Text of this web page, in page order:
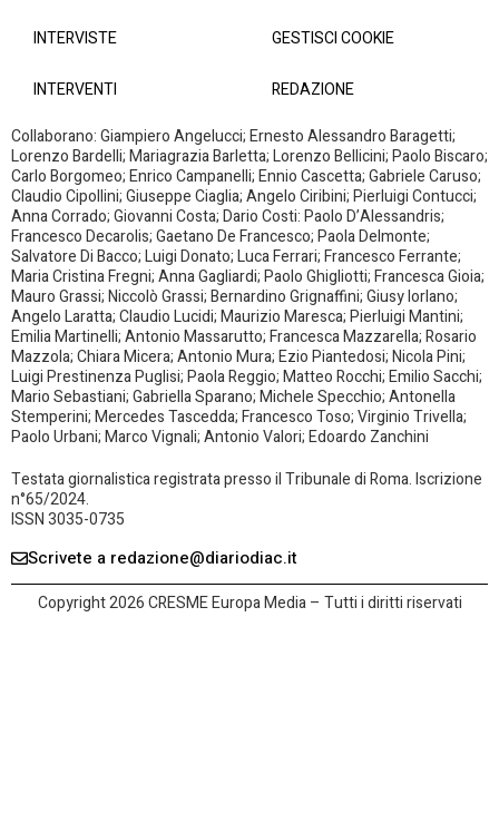
INTERVISTE
INTERVENTI
GESTISCI COOKIE
REDAZIONE
Collaborano: Giampiero Angelucci; Ernesto Alessandro Baragetti;
Lorenzo Bardelli; Mariagrazia Barletta; Lorenzo Bellicini; Paolo Biscaro;
Carlo Borgomeo; Enrico Campanelli; Ennio Cascetta; Gabriele Caruso;
Claudio Cipollini; Giuseppe Ciaglia; Angelo Ciribini; Pierluigi Contucci;
Anna Corrado; Giovanni Costa; Dario Costi: Paolo D’Alessandris;
Francesco Decarolis; Gaetano De Francesco; Paola Delmonte;
Salvatore Di Bacco; Luigi Donato; Luca Ferrari; Francesco Ferrante;
Maria Cristina Fregni; Anna Gagliardi; Paolo Ghigliotti; Francesca Gioia;
Mauro Grassi; Niccolò Grassi; Bernardino Grignaffini; Giusy Iorlano;
Angelo Laratta; Claudio Lucidi; Maurizio Maresca; Pierluigi Mantini;
Emilia Martinelli; Antonio Massarutto; Francesca Mazzarella; Rosario
Mazzola; Chiara Micera; Antonio Mura; Ezio Piantedosi; Nicola Pini;
Luigi Prestinenza Puglisi; Paola Reggio; Matteo Rocchi; Emilio Sacchi;
Mario Sebastiani; Gabriella Sparano; Michele Specchio; Antonella
Stemperini; Mercedes Tascedda; Francesco Toso; Virginio Trivella;
Paolo Urbani; Marco Vignali; Antonio Valori; Edoardo Zanchini
Testata giornalistica registrata presso il Tribunale di Roma. Iscrizione
n°65/2024.
ISSN 3035-0735
Scrivete a redazione@diariodiac.it
Copyright 2026 CRESME Europa Media – Tutti i diritti riservati